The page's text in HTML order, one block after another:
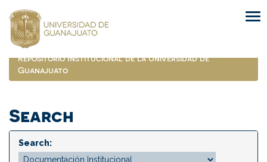
navigation
Repositorio Institucional de la Universidad de
Guanajuato
Search
Search: